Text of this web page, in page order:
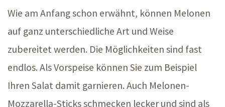
Wie am Anfang schon erwähnt, können Melonen
auf ganz unterschiedliche Art und Weise
zubereitet werden. Die Möglichkeiten sind fast
endlos. Als Vorspeise können Sie zum Beispiel
Ihren Salat damit garnieren. Auch Melonen-
Mozzarella-Sticks schmecken lecker und sind als